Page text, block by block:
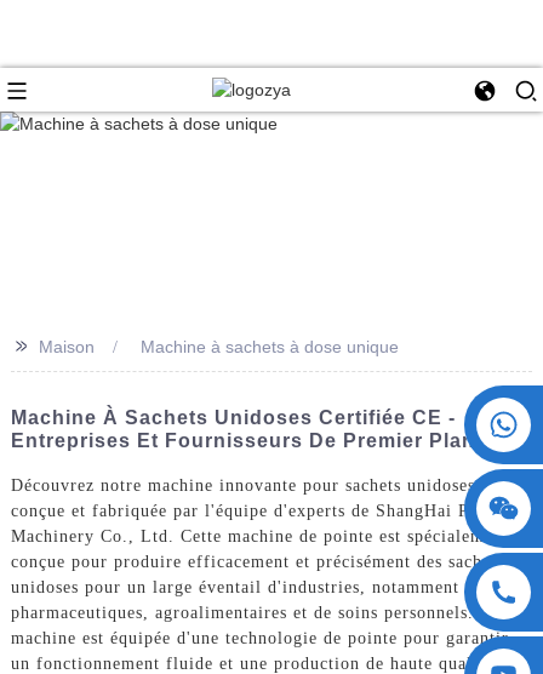
+86 15730993174
>> Maison Machine à sachets à dose unique
Machine À Sachets Unidoses Certifiée CE -
Entreprises Et Fournisseurs De Premier Plan
Découvrez notre machine innovante pour sachets unidoses,
conçue et fabriquée par l'équipe d'experts de ShangHai POEMY
Machinery Co., Ltd. Cette machine de pointe est spécialement
conçue pour produire efficacement et précisément des sachets
unidoses pour un large éventail d'industries, notamment
pharmaceutiques, agroalimentaires et de soins personnels. Notre
machine est équipée d'une technologie de pointe pour garantir
un fonctionnement fluide et une production de haute qualité.